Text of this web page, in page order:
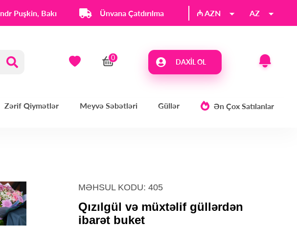
Puşkin, Bakı Ünvana Çatdırılma ₼ AZN AZ
DAXIL OL
Zərif Qiymətlər Meyvə Səbətləri Güllər Ən Çox Satılanlar
MƏHSUL KODU: 405
Qızılgül və müxtəlif güllərdən
ibarət buket